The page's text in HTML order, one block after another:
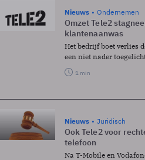
Nieuws Ondernemen
Omzet Tele2
klantenaanwas
Het bedrijf boet verlies
een niet nader
1 min
Nieuws Juridisch
Ook Tele2 voor
telefoon
Na T-Mobile en